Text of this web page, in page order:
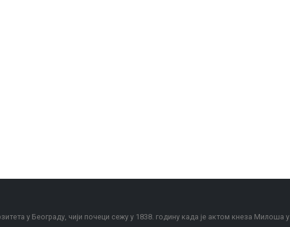
у Београду, чији почеци сежу у 1838. годину када је актом кнеза Милоша у